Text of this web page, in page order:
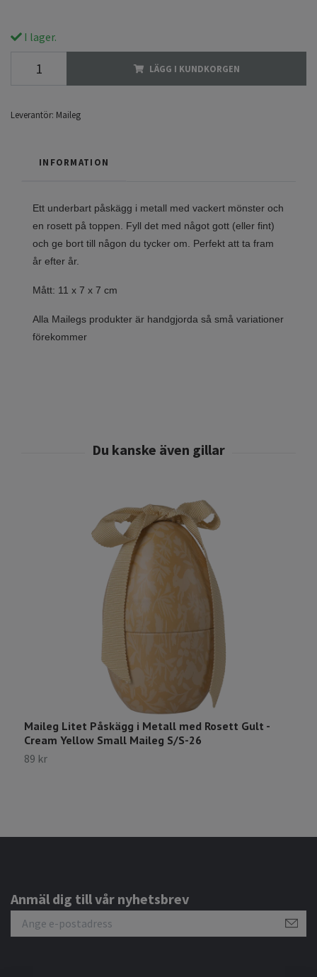
I lager.
LÄGG I KUNDKORGEN
Leverantör: Maileg
INFORMATION
Ett underbart påskägg i metall med vackert mönster och
en rosett på toppen. Fyll det med något gott (eller fint)
och ge bort till någon du tycker om. Perfekt att ta fram
år efter år.
Mått: 11 x 7 x 7 cm
Alla Mailegs produkter är handgjorda så små variationer
förekommer
Maileg Litet Påskägg i Metall med Rosett Gult -
Cream Yellow Small Maileg S/S-26
89 kr
Anmäl dig till vår nyhetsbrev